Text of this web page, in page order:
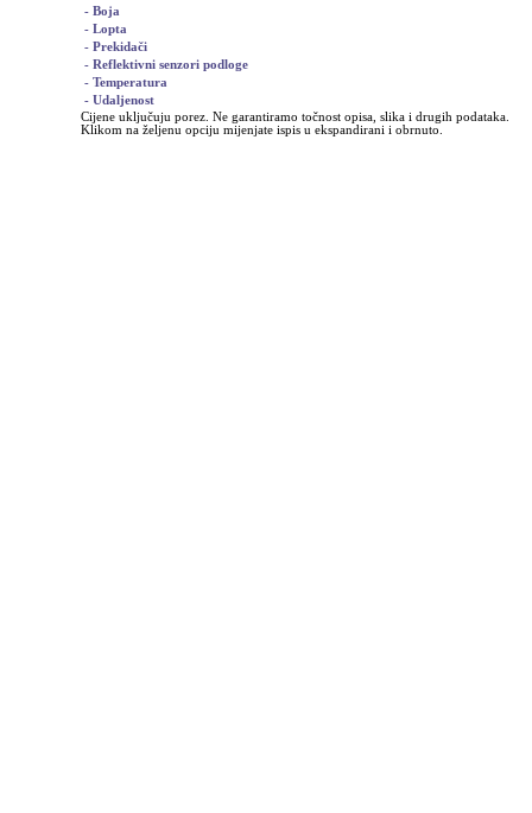
- Boja
- Lopta
- Prekidači
- Reflektivni senzori podloge
- Temperatura
- Udaljenost
Cijene uključuju porez. Ne garantiramo točnost opisa, slika i drugih podataka.
Klikom na željenu opciju mijenjate ispis u ekspandirani i obrnuto.